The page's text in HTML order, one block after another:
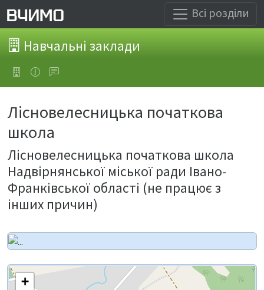
Всі розділи
Навчальні заклади
Лісновелесницька початкова
школа
Лісновелесницька початкова школа
Надвірнянської міської ради Івано-
Франківської області (не працює з
інших причин)
+